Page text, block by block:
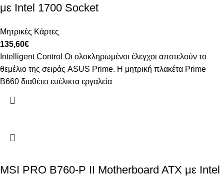
με Intel 1700 Socket
Μητρικές Κάρτες
135,60€
Intelligent Control Οι ολοκληρωμένοι έλεγχοι αποτελούν το
θεμέλιο της σειράς ASUS Prime. Η μητρική πλακέτα Prime
B660 διαθέτει ευέλικτα εργαλεία
MSI PRO B760-P II Motherboard ATX με Intel